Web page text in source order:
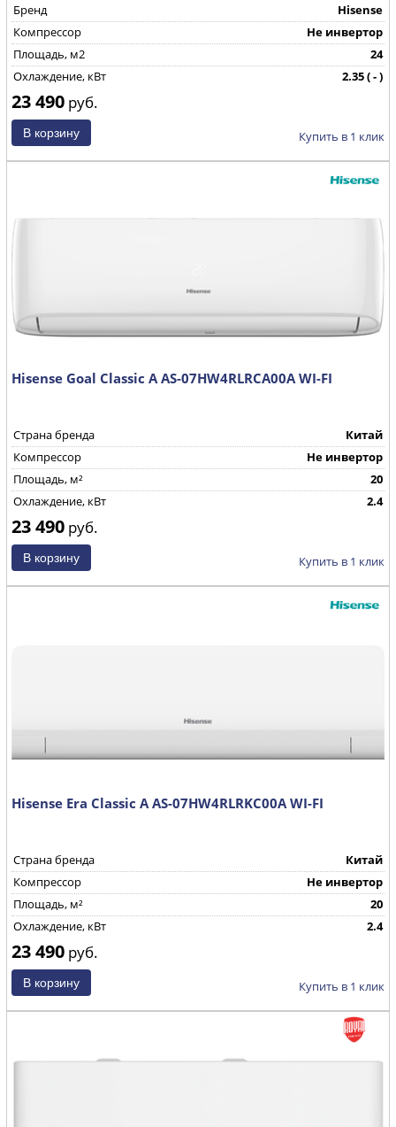
Бренд
Hisense
Компрессор
Не инвертор
Площадь, м2
24
Охлаждение, кВт
2.35 ( - )
Страна производства
23 490 руб.
Купить в 1 клик
Hisense Goal Classic A AS-07HW4RLRCA00A WI-FI
Страна бренда
Китай
Компрессор
Не инвертор
Площадь, м²
20
Охлаждение, кВт
2.4
23 490 руб.
Купить в 1 клик
Hisense Era Classic A AS-07HW4RLRKC00A WI-FI
Страна бренда
Китай
Компрессор
Не инвертор
Площадь, м²
20
Охлаждение, кВт
2.4
23 490 руб.
Купить в 1 клик